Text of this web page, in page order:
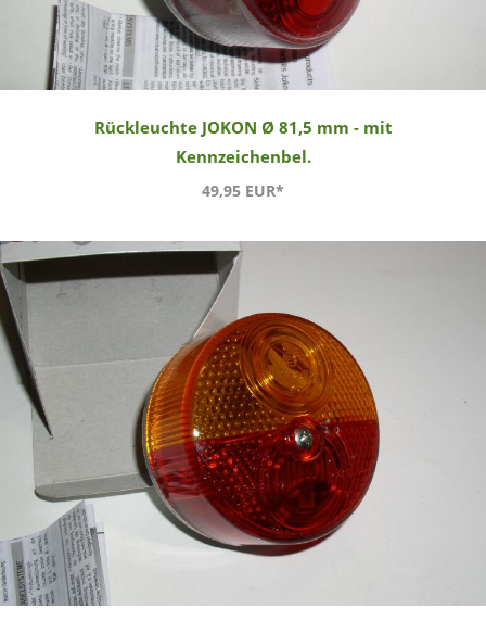
Rückleuchte JOKON Ø 81,5 mm - mit
Kennzeichenbel.
49,95 EUR*